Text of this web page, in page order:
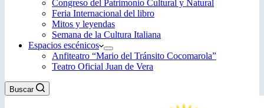
Congreso del Patrimonio Cultural y Natural
Feria Internacional del libro
Mitos y leyendas
Semana de la Cultura Italiana
Espacios escénicos
Anfiteatro “Mario del Tránsito Cocomarola”
Teatro Oficial Juan de Vera
Buscar